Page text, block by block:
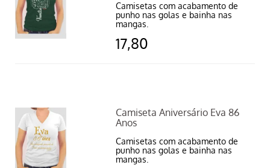
Camisetas com acabamento de
punho nas golas e bainha nas
mangas.
17,80
Camiseta Aniversário Eva 86
Anos
Camisetas com acabamento de
punho nas golas e bainha nas
mangas.